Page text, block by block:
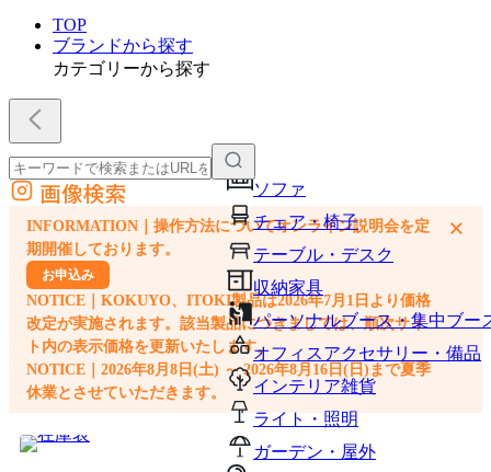
TOP
ブランドから探す
カテゴリーから探す
ソファ
チェア・椅子
テーブル・デスク
収納家具
パーソナルブース・集中ブー
オフィスアクセサリー・備品
インテリア雑貨
ライト・照明
ガーデン・屋外
外部サイトの商品をカートに追加
他のサイトで見つけた商品ページのURLを貼り付けて、カートに追加できます
画像検索
INFORMATION｜操作方法についてオンライン説明会を定
期開催しております。
お申込み
NOTICE｜KOKUYO、ITOKI製品は2026年7月1日より価格
改定が実施されます。該当製品につきましては、順次サイ
ト内の表示価格を更新いたします。
NOTICE｜2026年8月8日(土) ～ 2026年8月16日(日)まで夏季
休業とさせていただきます。
×